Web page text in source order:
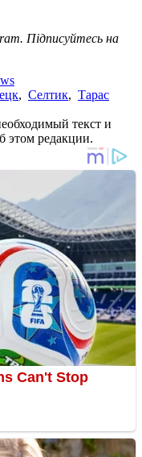
Підписуйтесь на
, Селтик, Тарас
текст и
этом редакции.